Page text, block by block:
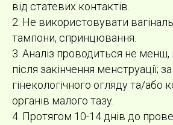
від статевих контактів.
2. Не використовувати
тампони, спринцювання.
3. Аналіз проводиться не менш,
після закінчення менструації;
гінекологічного огляду та/або
органів малого тазу.
4. Протягом 10-14 днів до